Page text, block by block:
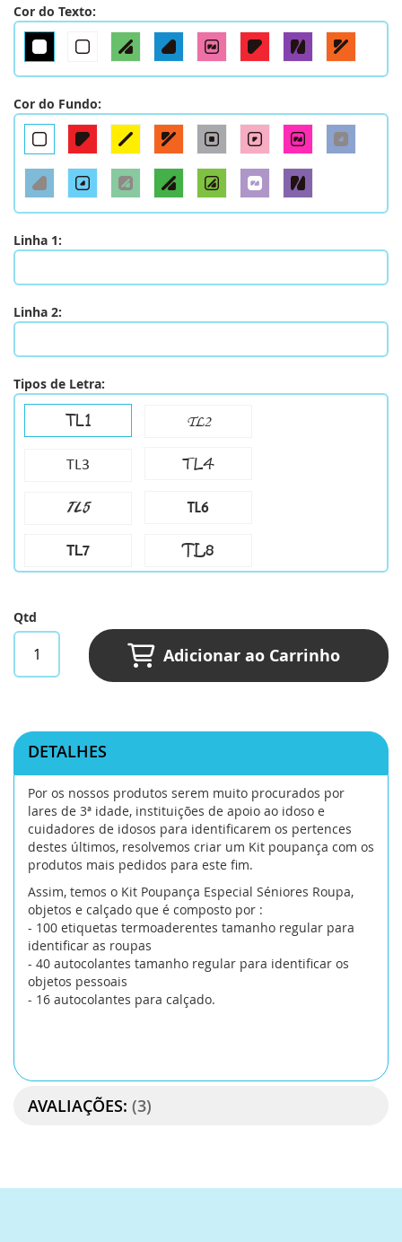
Cor do Texto:
Cor do Fundo:
Linha 1:
Linha 2:
Tipos de Letra:
TL1 TL2
TL3 TL4
TL5 TL6
TL7 TL8
Qtd
Adicionar ao Carrinho
DETALHES
Por os nossos produtos serem muito procurados por
lares de 3ª idade, instituições de apoio ao idoso e
cuidadores de idosos para identificarem os pertences
destes últimos, resolvemos criar um Kit poupança com os
produtos mais pedidos para este fim.
Assim, temos o Kit Poupança Especial Séniores Roupa,
objetos e calçado que é composto por :
- 100 etiquetas termoaderentes tamanho regular para
identificar as roupas
- 40 autocolantes tamanho regular para identificar os
objetos pessoais
- 16 autocolantes para calçado.
AVALIAÇÕES: 3